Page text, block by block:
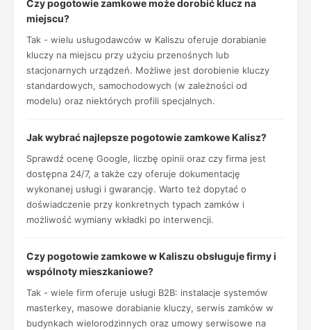
Czy pogotowie zamkowe może dorobić klucz na
miejscu?
Tak - wielu usługodawców w Kaliszu oferuje dorabianie
kluczy na miejscu przy użyciu przenośnych lub
stacjonarnych urządzeń. Możliwe jest dorobienie kluczy
standardowych, samochodowych (w zależności od
modelu) oraz niektórych profili specjalnych.
Jak wybrać najlepsze pogotowie zamkowe Kalisz?
Sprawdź ocenę Google, liczbę opinii oraz czy firma jest
dostępna 24/7, a także czy oferuje dokumentację
wykonanej usługi i gwarancję. Warto też dopytać o
doświadczenie przy konkretnych typach zamków i
możliwość wymiany wkładki po interwencji.
Czy pogotowie zamkowe w Kaliszu obsługuje firmy i
wspólnoty mieszkaniowe?
Tak - wiele firm oferuje usługi B2B: instalacje systemów
masterkey, masowe dorabianie kluczy, serwis zamków w
budynkach wielorodzinnych oraz umowy serwisowe na